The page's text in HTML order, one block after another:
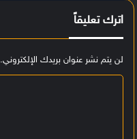
اترك تعليقاً
لن يتم نشر عنوان بريدك الإلكتروني.